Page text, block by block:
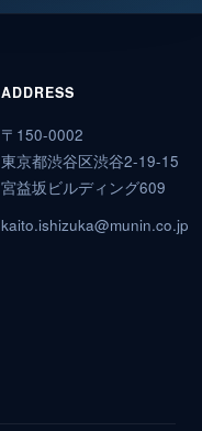
ADDRESS
〒150-0002
東京都渋谷区渋谷2-19-15
宮益坂ビルディング609
kaito.ishizuka@munin.co.jp